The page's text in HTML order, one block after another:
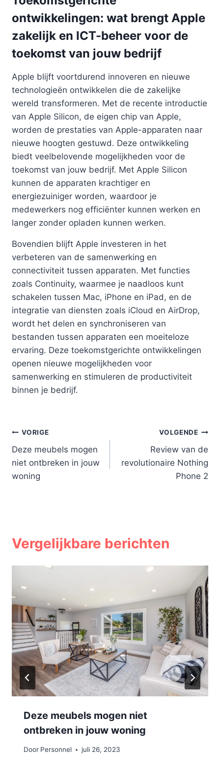
ontwikkelingen: wat brengt Apple
zakelijk en ICT-beheer voor de
toekomst van jouw bedrijf
Apple blijft voortdurend innoveren en nieuwe
technologieën ontwikkelen die de zakelijke
wereld transformeren. Met de recente introductie
van Apple Silicon, de eigen chip van Apple,
worden de prestaties van Apple-apparaten naar
nieuwe hoogten gestuwd. Deze ontwikkeling
biedt veelbelovende mogelijkheden voor de
toekomst van jouw bedrijf. Met Apple Silicon
kunnen de apparaten krachtiger en
energiezuiniger worden, waardoor je
medewerkers nog efficiënter kunnen werken en
langer zonder opladen kunnen werken.
Bovendien blijft Apple investeren in het
verbeteren van de samenwerking en
connectiviteit tussen apparaten. Met functies
zoals Continuity, waarmee je naadloos kunt
schakelen tussen Mac, iPhone en iPad, en de
integratie van diensten zoals iCloud en AirDrop,
wordt het delen en synchroniseren van
bestanden tussen apparaten een moeiteloze
ervaring. Deze toekomstgerichte ontwikkelingen
openen nieuwe mogelijkheden voor
samenwerking en stimuleren de productiviteit
binnen je bedrijf.
Bericht
navigatie
VORIGE
Deze meubels mogen
niet ontbreken in jouw
woning
VOLGENDE
Review van de
revolutionaire Nothing
Phone 2
Vergelijkbare berichten
Deze meubels mogen niet
ontbreken in jouw woning
Door Personnel juli 26, 2023